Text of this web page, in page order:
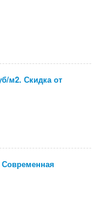
м2. Скидка от
Современная